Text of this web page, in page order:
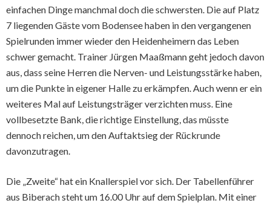
einfachen Dinge manchmal doch die schwersten. Die auf Platz
7 liegenden Gäste vom Bodensee haben in den vergangenen
Spielrunden immer wieder den Heidenheimern das Leben
schwer gemacht. Trainer Jürgen Maaßmann geht jedoch davon
aus, dass seine Herren die Nerven- und Leistungsstärke haben,
um die Punkte in eigener Halle zu erkämpfen. Auch wenn er ein
weiteres Mal auf Leistungsträger verzichten muss. Eine
vollbesetzte Bank, die richtige Einstellung, das müsste
dennoch reichen, um den Auftaktsieg der Rückrunde
davonzutragen.
Die „Zweite“ hat ein Knallerspiel vor sich. Der Tabellenführer
aus Biberach steht um 16.00 Uhr auf dem Spielplan. Mit einer